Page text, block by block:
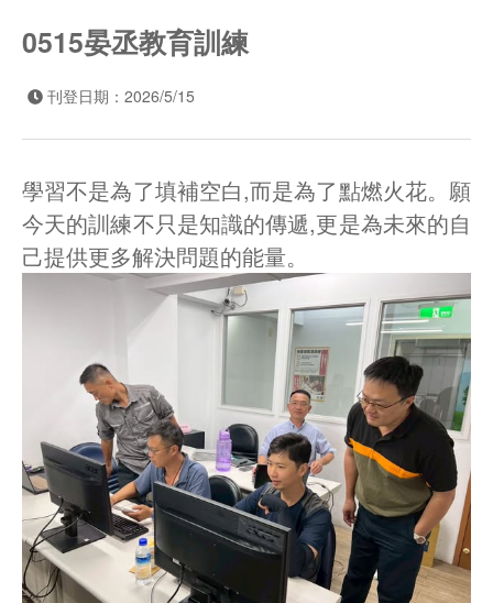
0515晏丞教育訓練
刊登日期：2026/5/15
學習不是為了填補空白,而是為了點燃火花。願
今天的訓練不只是知識的傳遞,更是為未來的自
己提供更多解決問題的能量。